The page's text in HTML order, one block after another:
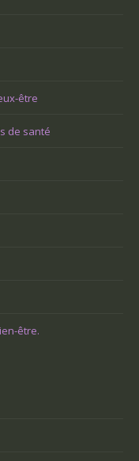
être
de santé
être.